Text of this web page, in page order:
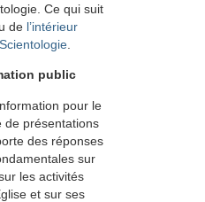
Ce qui suit
de l’intérieur
public
pour le
de présentations
des réponses
sur
les activités
et sur ses